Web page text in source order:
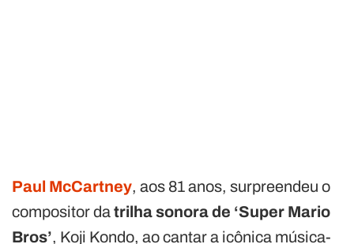
Paul McCartney, aos 81 anos, surpreendeu o
compositor datrilha sonora de ‘Super Mario
Bros’, Koji Kondo, ao cantar a icônica música-